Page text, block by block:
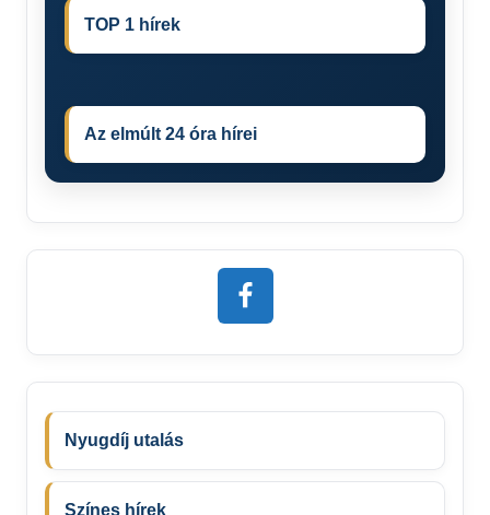
TOP 1 hírek
Az elmúlt 24 óra hírei
Nyugdíj utalás
Színes hírek